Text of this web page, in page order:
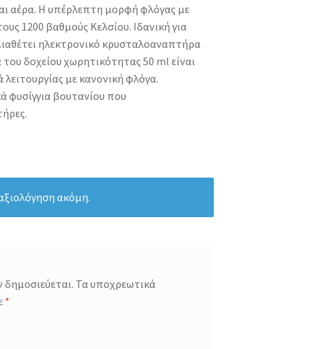
αέρα. Η υπέρλεπτη μορφή φλόγας με
1200 βαθμούς Κελσίου. Ιδανική για
ηλεκτρονικό κρυσταλοαναπτήρα
δοχείου χωρητικότητας 50 ml είναι
με κανονική φλόγα.
φυσίγγια βουτανίου που
ακόμη.
δημοσιεύεται. Τα υποχρεωτικά
*